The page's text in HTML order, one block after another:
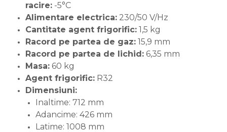
racire: -5°C
Alimentare electrica: 230/50 V/Hz
Cantitate agent frigorific: 1,5 kg
Racord pe partea de gaz: 15,9 mm
Racord pe partea de lichid: 6,35 mm
Masa: 60 kg
Agent frigorific: R32
Dimensiuni:
Inaltime: 712 mm
Adancime: 426 mm
Latime: 1008 mm